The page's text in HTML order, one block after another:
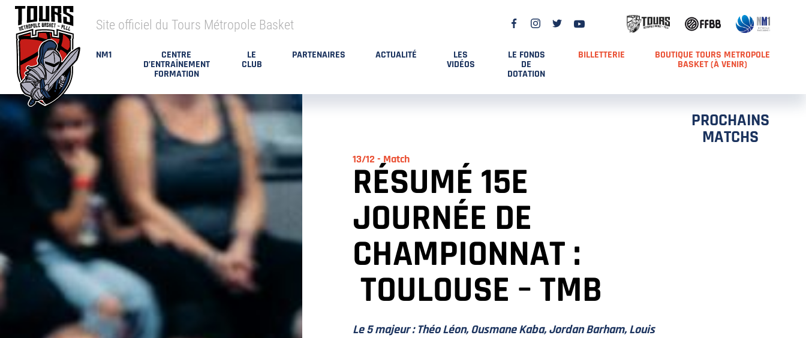
Site officiel du Tours Métropole Basket
NM1 CENTRE
D’ENTRAÎNEMENT
FORMATION
LE
CLUB
PARTENAIRES ACTUALITÉ LES
VIDÉOS
LE FONDS
DE
DOTATION
BILLETTERIE BOUTIQUE TOURS METROPOLE
BASKET (À VENIR)
13/12 - Match
RÉSUMÉ 15E
JOURNÉE DE
CHAMPIONNAT :
TOULOUSE – TMB
Le 5 majeur : Théo Léon, Ousmane Kaba, Jordan Barham, Louis
PROCHAINS
MATCHS